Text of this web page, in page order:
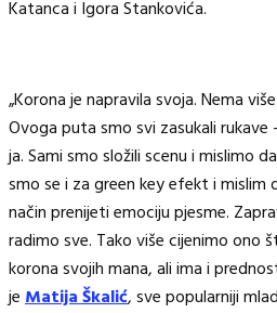
Katanca i Igora Stankovića.
„Korona je napravila svoja. Nema
Ovoga puta smo svi zasukali rukave
ja. Sami smo složili scenu i mislimo
smo se i za green key efekt i mislim
način prenijeti emociju pjesme.
radimo sve. Tako više cijenimo ono
korona svojih mana, ali ima i
jeMatija Škalić, sve popularniji